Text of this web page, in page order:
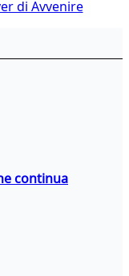
di Avvenire
continua